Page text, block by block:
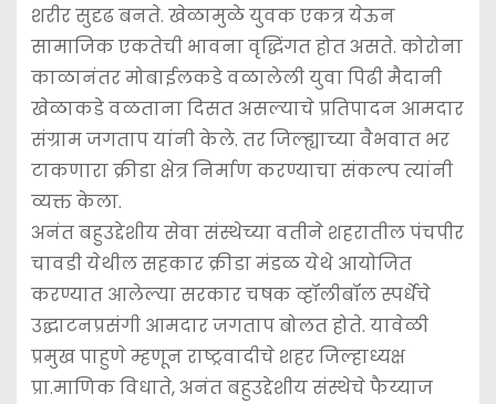
शरीर सुदृढ बनते. खेळामुळे युवक एकत्र येऊन
सामाजिक एकतेची भावना वृद्धिंगत होत असते. कोरोना
काळानंतर मोबाईलकडे वळालेली युवा पिढी मैदानी
खेळाकडे वळताना दिसत असल्याचे प्रतिपादन आमदार
संग्राम जगताप यांनी केले. तर जिल्ह्याच्या वैभवात भर
टाकणारा क्रीडा क्षेत्र निर्माण करण्याचा संकल्प त्यांनी
व्यक्त केला.
अनंत बहुउद्देशीय सेवा संस्थेच्या वतीने शहरातील पंचपीर
चावडी येथील सहकार क्रीडा मंडळ येथे आयोजित
करण्यात आलेल्या सरकार चषक व्हॉलीबॉल स्पर्धेचे
उद्घाटनप्रसंगी आमदार जगताप बोलत होते. यावेळी
प्रमुख पाहुणे म्हणून राष्ट्रवादीचे शहर जिल्हाध्यक्ष
प्रा.माणिक विधाते, अनंत बहुउद्देशीय संस्थेचे फैय्याज